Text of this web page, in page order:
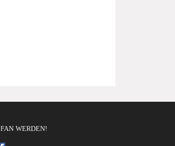
FAN WERDEN!